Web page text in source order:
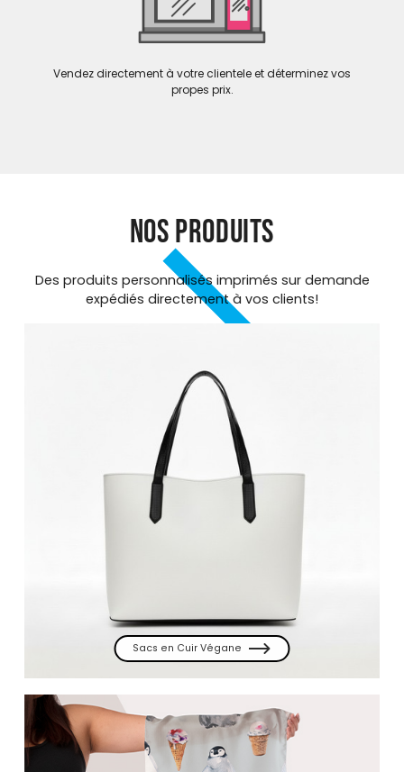
Vendez directement à votre clientele et déterminez vos
propes prix.
NOS PRODUITS
Des produits personnalisés imprimés sur demande
expédiés directement à vos clients!
Sacs en Cuir Végane